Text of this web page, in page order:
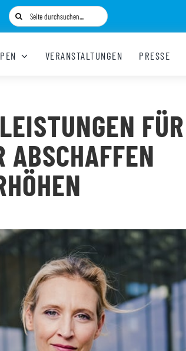
Suche
nach:
VERANSTALTUNGEN PRESSE
FÜR
ABSCHAFFEN